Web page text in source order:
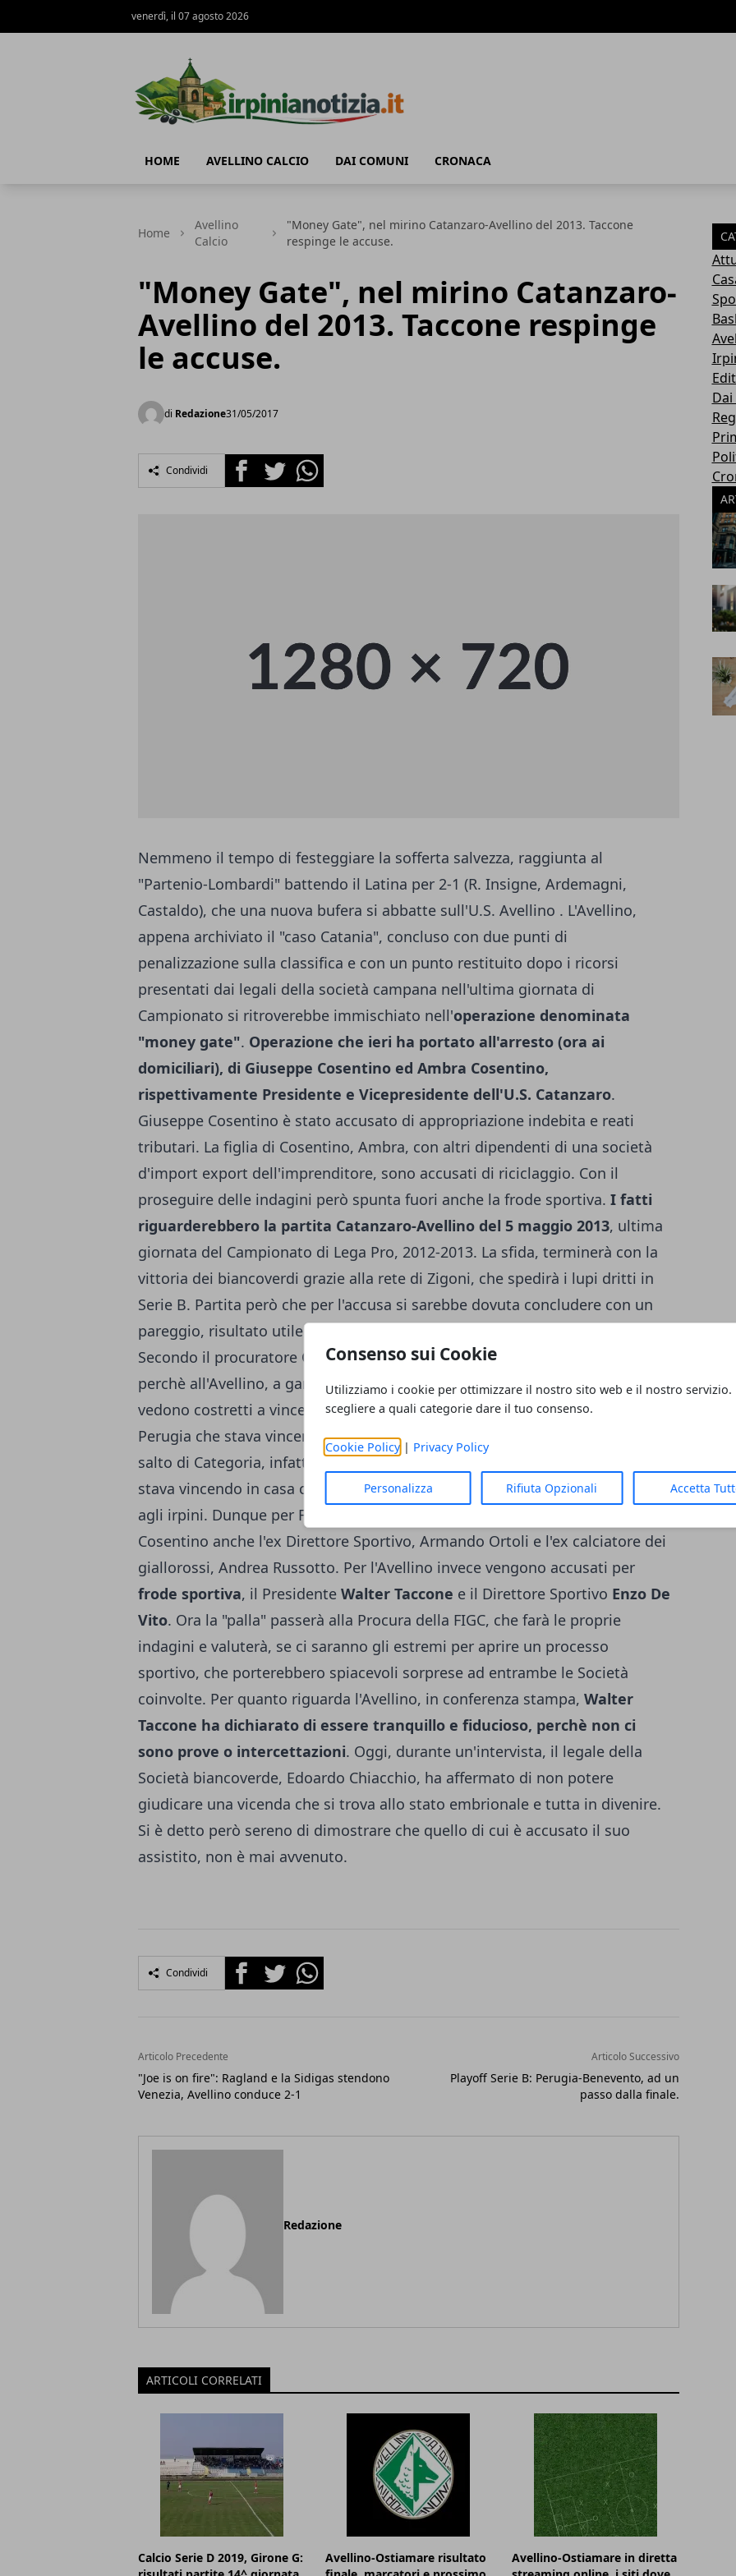
Consenso sui Cookie
Utilizziamo i cookie per ottimizzare il nostro sito web e il nostro servizio.
scegliere a quali categorie dare il tuo consenso.
Cookie Policy| Privacy Policy
Personalizza Rifiuta Opzionali Accetta
venerdì, il 07 agosto 2026
HOME AVELLINO CALCIO DAI COMUNI CRONACA
Home
Avellino
Calcio
"Money Gate", nel mirino Catanzaro-Avellino del 2013. Taccone
respinge le accuse.
"Money Gate", nel mirino Catanzaro-
Avellino del 2013. Taccone respinge
le accuse.
di Redazione31/05/2017
Condividi FacebookTwitterWhatsapp
Nemmeno il tempo di festeggiare la sofferta salvezza, raggiunta al
"Partenio-Lombardi" battendo il Latina per 2-1 (R. Insigne, Ardemagni,
Castaldo), che una nuova bufera si abbatte sull'U.S. Avellino . L'Avellino,
appena archiviato il "caso Catania", concluso con due punti di
penalizzazione sulla classifica e con un punto restituito dopo i ricorsi
presentati dai legali della società campana nell'ultima giornata di
Campionato si ritroverebbe immischiato nell'operazione denominata
"money gate". Operazione che ieri ha portato all'arresto (ora ai
domiciliari), di Giuseppe Cosentino ed Ambra Cosentino,
rispettivamente Presidente e Vicepresidente dell'U.S. Catanzaro.
Giuseppe Cosentino è stato accusato di appropriazione indebita e reati
tributari. La figlia di Cosentino, Ambra, con altri dipendenti di una società
d'import export dell'imprenditore, sono accusati di riciclaggio. Con il
proseguire delle indagini però spunta fuori anche la frode sportiva. I fatti
riguarderebbero la partita Catanzaro-Avellino del 5 maggio 2013, ultima
giornata del Campionato di Lega Pro, 2012-2013. La sfida, terminerà con la
vittoria dei biancoverdi grazie alla rete di Zigoni, che spedirà i lupi dritti in
Serie B. Partita però che per l'accusa si sarebbe dovuta concludere con un
pareggio, risultato utile ai fini della graduatoria, per entrambi le squadre.
Secondo il procuratore Ottavio, la presunta combina, sarebbe saltata
perchè all'Avellino, a gara in corso, non conveniva più. I campani infatti si
vedono costretti a vincere e dunque venire meno all'accordo, perchè il
Perugia che stava vincendo in casa contro il Prato, avrebbe compromesso il
salto di Categoria, infatti il Perugia, secondo in classifica, in quel momento
stava vincendo in casa contro il Prato (3-0), mettendo i bastoni tra le ruote
agli irpini. Dunque per Frode sportiva sono accusati per il Catanzaro, oltre a
Cosentino anche l'ex Direttore Sportivo, Armando Ortoli e l'ex calciatore dei
giallorossi, Andrea Russotto. Per l'Avellino invece vengono accusati per
frode sportiva, il Presidente Walter Taccone e il Direttore Sportivo Enzo De
Vito. Ora la "palla" passerà alla Procura della FIGC, che farà le proprie
indagini e valuterà, se ci saranno gli estremi per aprire un processo
sportivo, che porterebbero spiacevoli sorprese ad entrambe le Società
coinvolte. Per quanto riguarda l'Avellino, in conferenza stampa, Walter
Taccone ha dichiarato di essere tranquillo e fiducioso, perchè non ci
sono prove o intercettazioni. Oggi, durante un'intervista, il legale della
Società biancoverde, Edoardo Chiacchio, ha affermato di non potere
giudicare una vicenda che si trova allo stato embrionale e tutta in divenire.
Si è detto però sereno di dimostrare che quello di cui è accusato il suo
assistito, non è mai avvenuto.
Condividi FacebookTwitterWhatsapp
Articolo Precedente
"Joe is on fire": Ragland e la Sidigas stendono
Venezia, Avellino conduce 2-1
Articolo Successivo
Playoff Serie B: Perugia-Benevento, ad un
passo dalla finale.
Redazione
ARTICOLI CORRELATI
Calcio Serie D 2019, Girone G:
Avellino-Ostiamare risultato
Avellino-Ostiamare in diretta